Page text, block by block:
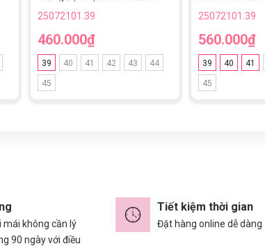
25072101.39
460.000₫
39 40 41 42 43 44
45
Đệm TF
25072101.39
560.000₫
39 40 41
45
không cần lý
90 ngày với điều
Tiết kiệm thời gian
Đặt hàng online dễ dàng